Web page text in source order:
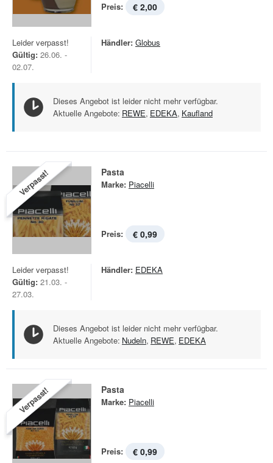
Preis: € 2,00
Leider verpasst!
Gültig: 26.06. -
02.07.
Händler: Globus
Dieses Angebot ist leider nicht mehr verfügbar.
Aktuelle Angebote: REWE, EDEKA, Kaufland
Verpasst! Pasta
Marke: Piacelli
Preis: € 0,99
Leider verpasst!
Gültig: 21.03. -
27.03.
Händler: EDEKA
Dieses Angebot ist leider nicht mehr verfügbar.
Aktuelle Angebote: Nudeln, REWE, EDEKA
Verpasst! Pasta
Marke: Piacelli
Preis: € 0,99